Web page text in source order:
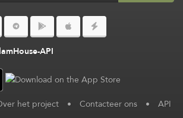
API
het project • Contacteer ons • API